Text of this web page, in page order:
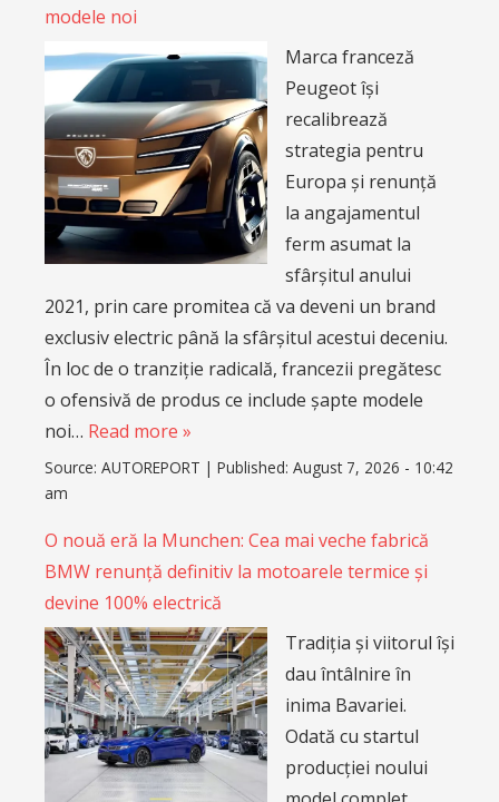
modele noi
Marca franceză
Peugeot își
recalibrează
strategia pentru
Europa și renunță
la angajamentul
ferm asumat la
sfârșitul anului
2021, prin care promitea că va deveni un brand
exclusiv electric până la sfârșitul acestui deceniu.
În loc de o tranziție radicală, francezii pregătesc
o ofensivă de produs ce include șapte modele
noi… Read more »
Source: AUTOREPORT | Published: August 7, 2026 - 10:42
am
O nouă eră la Munchen: Cea mai veche fabrică
BMW renunță definitiv la motoarele termice și
devine 100% electrică
Tradiția și viitorul își
dau întâlnire în
inima Bavariei.
Odată cu startul
producției noului